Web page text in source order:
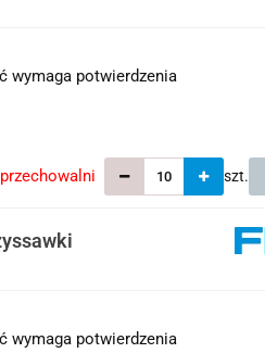
wymaga potwierdzenia
szt.
wymaga potwierdzenia